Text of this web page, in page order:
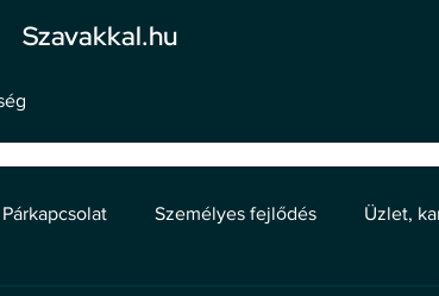
Szavakkal.hu
Párkapcsolat Személyes fejlődés Üzlet,